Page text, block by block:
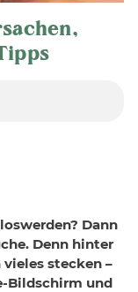
Dann
Denn hinter
stecken –
Bildschirm und